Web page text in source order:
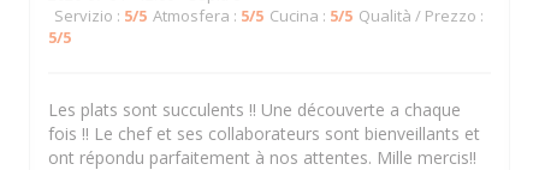
Servizio : 5/5 Atmosfera : 5/5 Cucina : 5/5 Qualità / Prezzo :
5/5
Les plats sont succulents !! Une découverte a chaque
fois !! Le chef et ses collaborateurs sont bienveillants et
ont répondu parfaitement à nos attentes. Mille mercis!!